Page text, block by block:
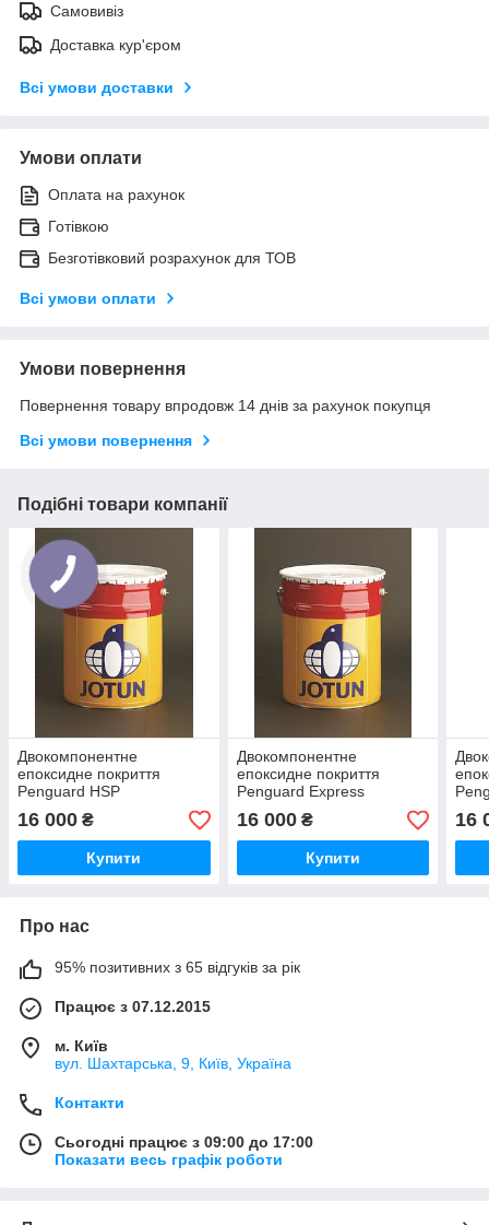
Самовивіз
Доставка кур'єром
Всі умови доставки
Умови оплати
Оплата на рахунок
Готівкою
Безготівковий розрахунок для ТОВ
Всі умови оплати
Умови повернення
Повернення товару впродовж 14 днів за рахунок покупця
Всі умови повернення
Подібні товари компанії
Двокомпонентне
епоксидне покриття
Penguard HSP
16 000 ₴
Купити
Двокомпонентне
епоксидне покриття
Penguard Express
16 000₴
Купити
16
Про нас
95% позитивних з 65 відгуків за рік
Працює з 07.12.2015
м. Київ
вул. Шахтарська, 9, Київ, Україна
Контакти
Сьогодні працює з 09:00 до 17:00
Показати весь графік роботи